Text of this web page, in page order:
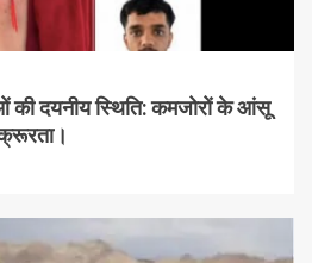
की दयनीय स्थिति: कमजोरों के आंसू